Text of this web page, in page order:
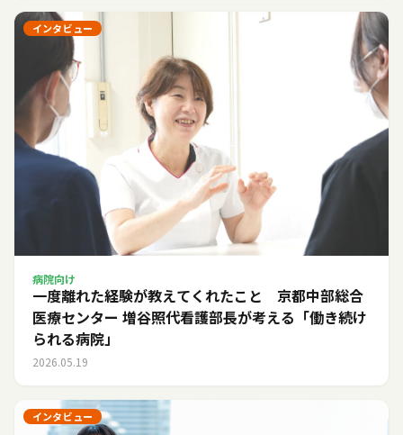
インタビュー
病院向け
一度離れた経験が教えてくれたこと 京都中部総合
医療センター 増谷照代看護部長が考える「働き続け
られる病院」
2026.05.19
インタビュー